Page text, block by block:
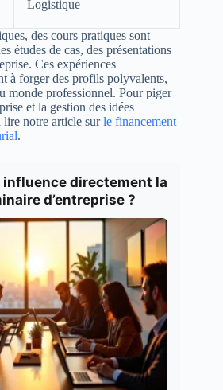
Logistique
des cours pratiques sont
études de cas, des présentations
Ces expériences
à forger des profils polyvalents,
monde professionnel. Pour piger
et la gestion des idées
lire notre article surle financement
.
influence directement la
d’entreprise ?